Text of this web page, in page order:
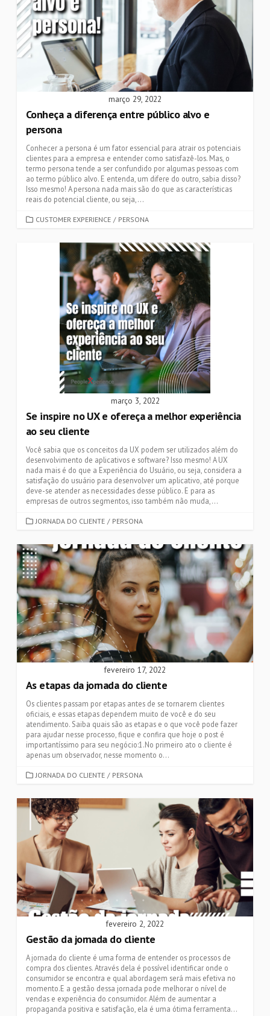
março 29, 2022
Conheça a diferença entre público alvo e
persona
Conhecer a persona é um fator essencial para atrair os potenciais
clientes para a empresa e entender como satisfazê-los. Mas, o
termo persona tende a ser confundido por algumas pessoas com
ao termo público alvo. E entenda, um difere do outro, sabia disso?
Isso mesmo! A persona nada mais são do que as características
reais do potencial cliente, ou seja,...
CATEGORIES
CUSTOMER EXPERIENCE / PERSONA
março 3, 2022
Se inspire no UX e ofereça a melhor experiência
ao seu cliente
Você sabia que os conceitos da UX podem ser utilizados além do
desenvolvimento de aplicativos e software? Isso mesmo! A UX
nada mais é do que a Experiência do Usuário, ou seja, considera a
satisfação do usuário para desenvolver um aplicativo, até porque
deve-se atender as necessidades desse público. E para as
empresas de outros segmentos, isso também não muda,...
CATEGORIES
JORNADA DO CLIENTE / PERSONA
fevereiro 17, 2022
As etapas da jornada do cliente
Os clientes passam por etapas antes de se tornarem clientes
oficiais, e essas etapas dependem muito de você e do seu
atendimento. Saiba quais são as etapas e o que você pode fazer
para ajudar nesse processo, fique e confira que hoje o post é
importantíssimo para seu negócio:1.No primeiro ato o cliente é
apenas um observador, nesse momento o...
CATEGORIES
JORNADA DO CLIENTE / PERSONA
fevereiro 2, 2022
Gestão da jornada do cliente
A jornada do cliente é uma forma de entender os processos de
compra dos clientes. Através dela é possível identificar onde o
consumidor se encontra e qual abordagem será mais efetiva no
momento.E a gestão dessa jornada pode melhorar o nível de
vendas e experiência do consumidor. Além de aumentar a
propaganda positiva e satisfação, ela é uma ótima ferramenta...